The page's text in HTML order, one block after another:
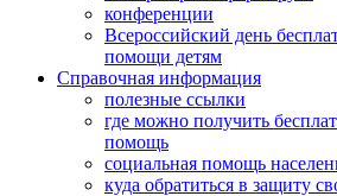
конференции
Всероссийский день
помощи детям
Справочная информация
полезные ссылки
где можно получить
помощь
социальная помощь
куда обратиться в защиту